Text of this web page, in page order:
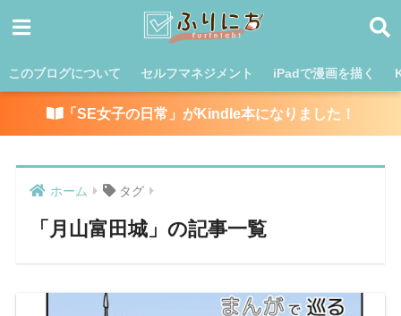
このブログについて セルフマネジメント iPadで漫画を描く
「SE女子の日常」がKindle本になりました！
ホーム タグ
「月山富田城」の記事一覧